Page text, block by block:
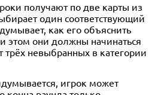
получают по две карты из
один соответствующий
как его объяснить
этом они должны начинаться
трёх невыбранных в категории
игрок может